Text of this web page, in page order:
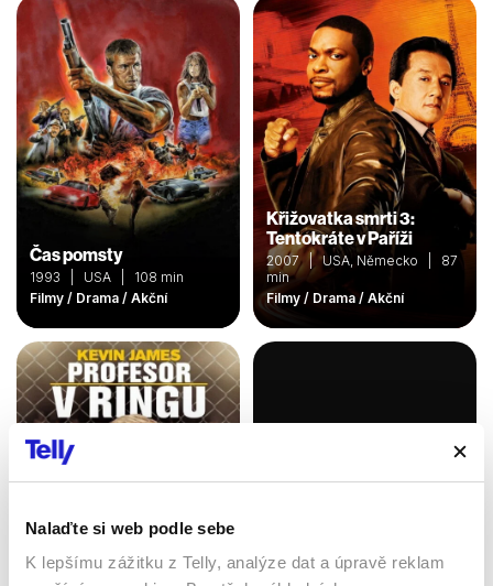
Nalaďte si web podle sebe
K lepšímu zážitku z Telly, analýze dat a úpravě reklam
Čas pomsty
1993 | USA | 108 min
Filmy / Drama / Akční
Křižovatka smrti 3:
Tentokráte v Paříži
2007 | USA, Německo | 87
min
Filmy / Drama / Akční